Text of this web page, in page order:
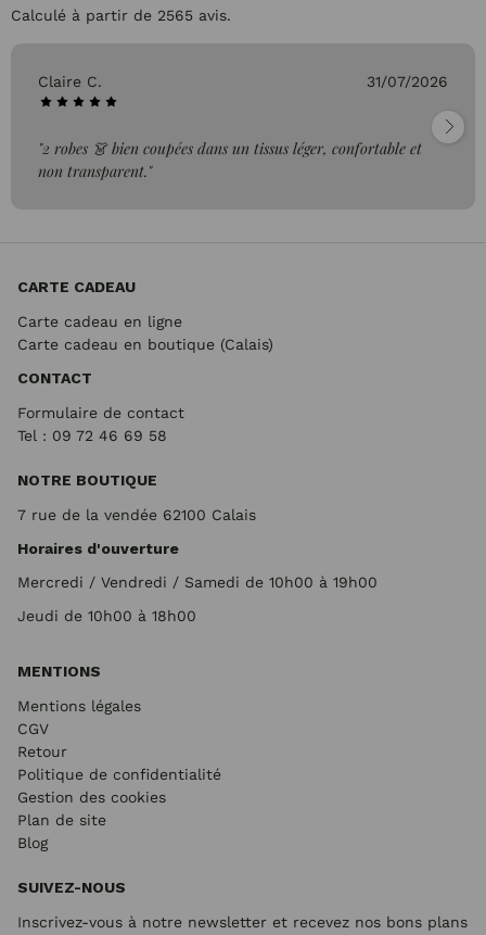
Calculé à partir de 2565 avis.
Claire C. 31/07/2026
"2 robes 👗 bien coupées dans un tissus léger, confortable et
non transparent."
CARTE CADEAU
Carte cadeau en ligne
Carte cadeau en boutique (Calais)
CONTACT
Formulaire de contact
Tel : 09 72 46 69 58
NOTRE BOUTIQUE
7 rue de la vendée 62100 Calais
Horaires d'ouverture
Mercredi / Vendredi / Samedi de 10h00 à 19h00
Jeudi de 10h00 à 18h00
MENTIONS
Mentions légales
CGV
Retour
Politique de confidentialité
Gestion des cookies
Plan de site
Blog
SUIVEZ-NOUS
Inscrivez-vous à notre newsletter et recevez nos bons plans